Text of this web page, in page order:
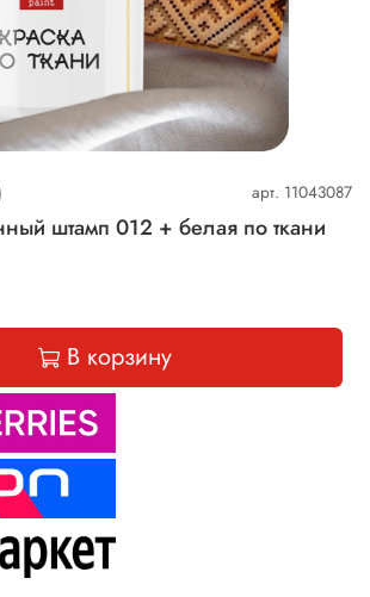
арт. 11043087
штамп 012 + белая по ткани
В корзину